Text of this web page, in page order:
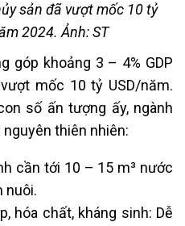
sản đã vượt mốc 10 tỷ
2024. Ảnh: ST
góp khoảng 3 – 4% GDP
mốc 10 tỷ USD/năm.
số ấn tượng ấy, ngành
thiên nhiên:
cần tới 10 – 15 m³ nước
nuôi.
hóa chất, kháng sinh: Dễ